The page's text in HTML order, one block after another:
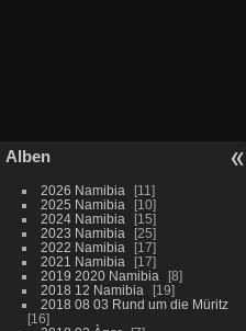
Alben
2026 Namibia
11
2025 Namibia
10
2024 Namibia
15
2023 Namibia
25
2022 Namibia
17
2021 Namibia
17
2019 2020 Namibia
8
2018 12 Namibia
19
2018 08 03 Rund um die Müritz
16